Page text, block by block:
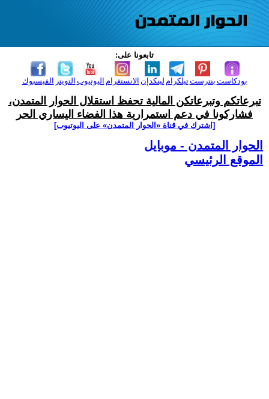
تابعونا على:
الفيسبوك التويتر اليوتيوب الانستغرام لينكدإن تيلكرامبنترست بودكاست
تبرعاتكم وتبرعاتكن المالية تحفظ استقلال الحوار المتمدن،
فشاركونا في دعم استمرارية هذا الفضاء اليساري الحر
[اشترك في قناة ‫«الحوار المتمدن» على اليوتيوب]
الحوار المتمدن - موبايل
الموقع الرئيسي